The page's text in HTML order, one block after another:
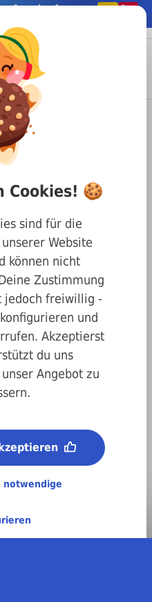
& co. kaufen
mit Kreuzschlitz
vzk 3 x
470spax030045
Cookies! 🍪
sind für die
Website
können nicht
Zustimmung
jedoch freiwillig -
und
Akzeptierst
du uns
Angebot zu
notwendige